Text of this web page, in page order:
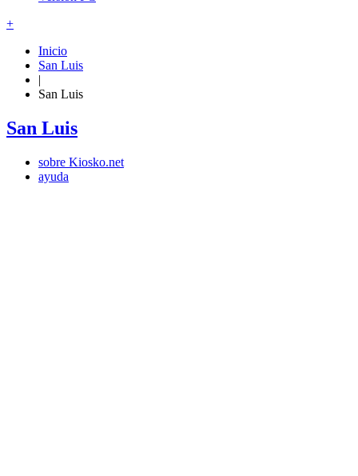
+
Inicio
San Luis
|
San Luis
San Luis
sobre Kiosko.net
ayuda